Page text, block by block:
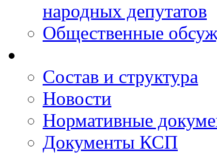
народных депутатов
Общественные
Состав и структура
Новости
Нормативные
Документы КСП